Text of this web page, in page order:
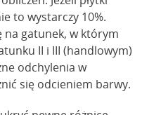
to wystarczy 10%.
na gatunek, w którym
II i III (handlowym)
odchylenia w
się odcieniem barwy.